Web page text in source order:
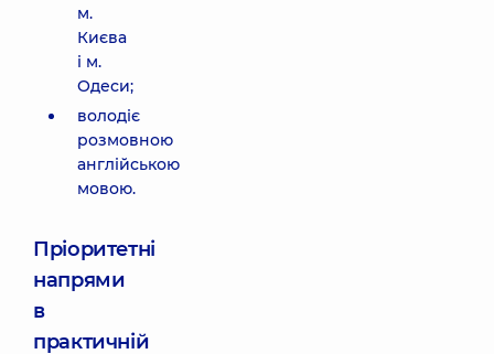
м.
Києва
і м.
Одеси;
володіє
розмовною
англійською
мовою.
Пріоритетні
напрями
в
практичній